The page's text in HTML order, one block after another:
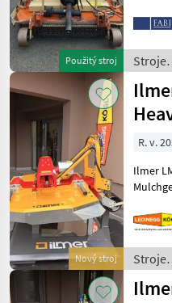
Marketplace
Nabídky
prodejců
Použitý stroj
Baujahr
sich
c
Stroje
/
Nový stroj
R. v.
Ilmer
LMG
Stroje
/ Ilmer